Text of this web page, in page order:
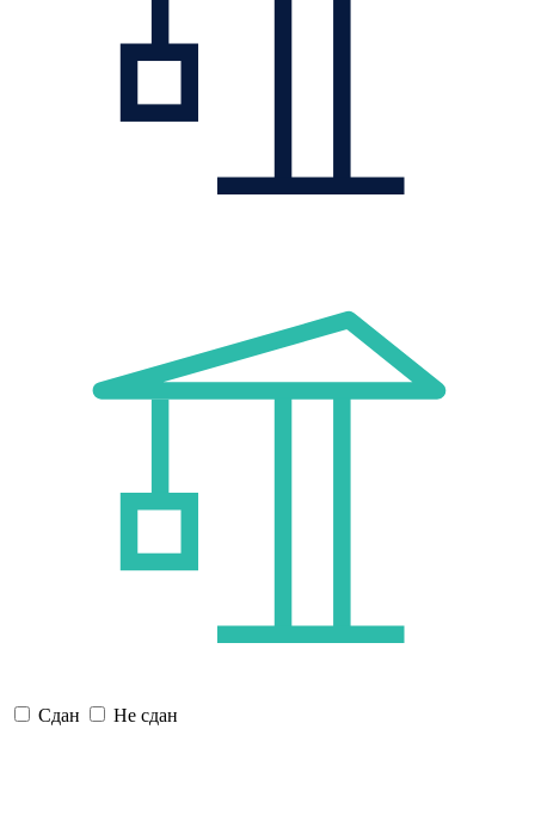
Сдан Не сдан